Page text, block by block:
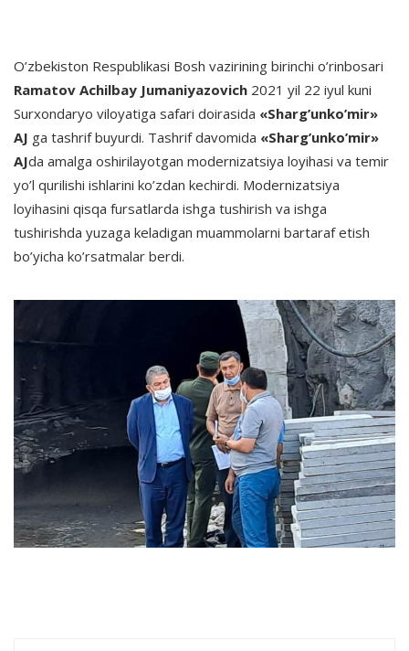
O’zbekiston Respublikasi Bosh vazirining birinchi o’rinbosari
Ramatov Achilbay Jumaniyazovich 2021 yil 22 iyul kuni
Surxondaryo viloyatiga safari doirasida «Sharg’unko’mir»
AJ ga tashrif buyurdi. Tashrif davomida «Sharg’unko’mir»
AJda amalga oshirilayotgan modernizatsiya loyihasi va temir
yo’l qurilishi ishlarini ko’zdan kechirdi. Modernizatsiya
loyihasini qisqa fursatlarda ishga tushirish va ishga
tushirishda yuzaga keladigan muammolarni bartaraf etish
bo’yicha ko’rsatmalar berdi.